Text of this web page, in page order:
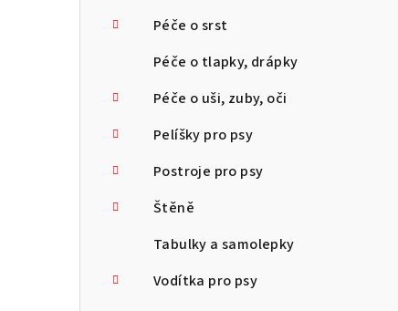
Péče o srst
Péče o tlapky, drápky
Péče o uši, zuby, oči
Pelíšky pro psy
Postroje pro psy
Štěně
Tabulky a samolepky
Vodítka pro psy